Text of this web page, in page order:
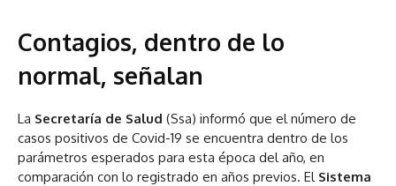
Contagios, dentro de lo
normal, señalan
La Secretaría de Salud (Ssa) informó que el número de
casos positivos de Covid-19 se encuentra dentro de los
parámetros esperados para esta época del año, en
comparación con lo registrado en años previos. El Sistema